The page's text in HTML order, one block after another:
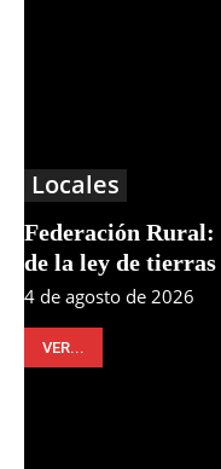
Locales
Federación
de la ley de tierras
4 de agosto de 2026
VER...